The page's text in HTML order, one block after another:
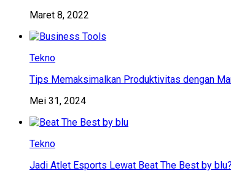
Maret 8, 2022
Tekno
Tips Memaksimalkan Produktivitas dengan
Mei 31, 2024
Tekno
Jadi Atlet Esports Lewat Beat The Best by